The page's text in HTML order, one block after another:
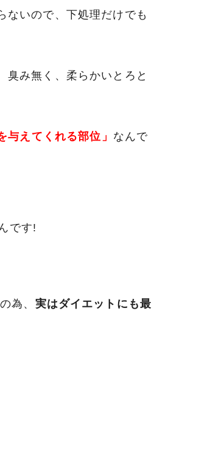
ないので、下処理だけでも
臭み無く、柔らかいとろと
与えてくれる部位」 なんで
です!
為、 実はダイエットにも最